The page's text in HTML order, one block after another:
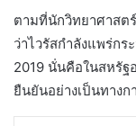
ตามที่นักวิทยาศาสต
ว่าไวรัสกำลังแพร่ก
2019 นั่นคือในสหรัฐ
ยืนยันอย่างเป็นทาง